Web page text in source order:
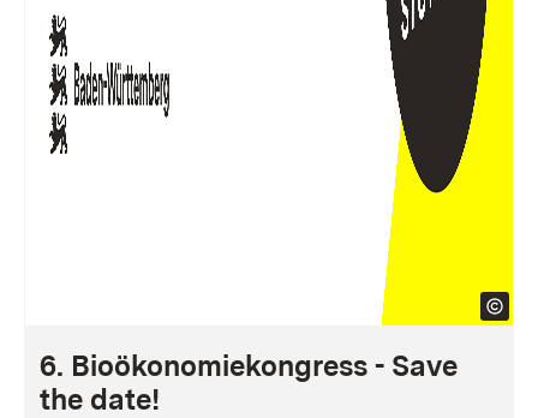
6. Bioökonomiekongress - Save
the date!